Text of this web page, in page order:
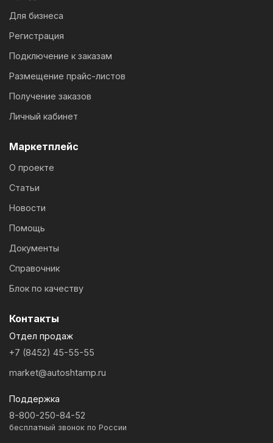
Для бизнеса
Регистрация
Подключение к заказам
Размещение прайс-листов
Получение заказов
Личный кабинет
Маркетплейс
О проекте
Статьи
Новости
Помощь
Документы
Справочник
Блок по качеству
Контакты
Отдел продаж
+7 (8452) 45-55-55
market@autoshtamp.ru
Поддержка
8-800-250-84-52
бесплатный звонок по России